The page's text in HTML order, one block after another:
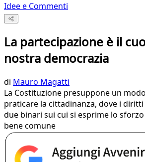
Idee e Commenti
La partecipazione è il
nostra democrazia
di Mauro Magatti
La Costituzione presuppone un
praticare la cittadinanza, dove i
due binari sui cui si esprime lo
bene comune